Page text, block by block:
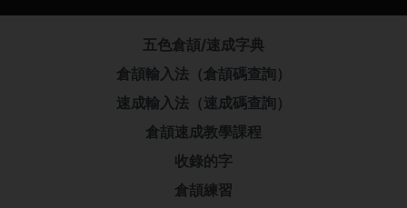
五色倉頡/速成字典
倉頡輸入法（倉頡碼查詢）
速成輸入法（速成碼查詢）
倉頡速成教學課程
收錄的字
倉頡練習